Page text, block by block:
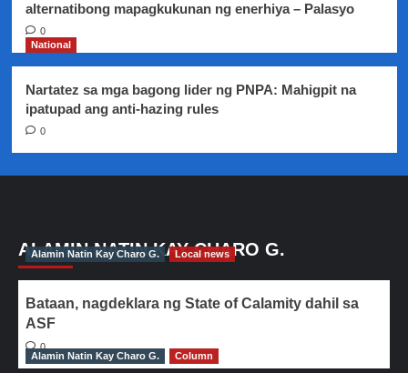
alternatibong mapagkukunan ng enerhiya – Palasyo
0
National
Nartatez sa mga bagong lider ng PNPA: Mahigpit na
ipatupad ang anti-hazing rules
0
ALAMIN NATIN KAY CHARO G.
Alamin Natin Kay Charo G. Local news
Bataan, nagdeklara ng State of Calamity dahil sa
ASF
0
Alamin Natin Kay Charo G.
Column